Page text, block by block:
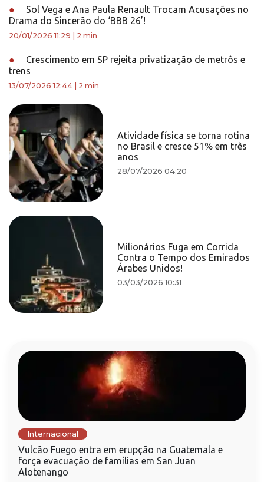
●
Sol Vega e Ana Paula Renault Trocam Acusações no
Drama do Sincerão do ‘BBB 26’!
20/01/2026 11:29 2 min
●
Crescimento em SP rejeita privatização de metrôs e
trens
13/07/2026 12:44 2 min
Atividade física se torna rotina
no Brasil e cresce 51% em três
anos
28/07/2026 04:20
Milionários Fuga em Corrida
Contra o Tempo dos Emirados
Árabes Unidos!
03/03/2026 10:31
Internacional
Vulcão Fuego entra em erupção na Guatemala e
força evacuação de famílias em San Juan
Alotenango